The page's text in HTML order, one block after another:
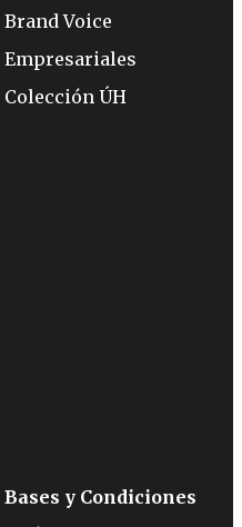
Brand Voice
Empresariales
Colección ÚH
Bases y Condiciones